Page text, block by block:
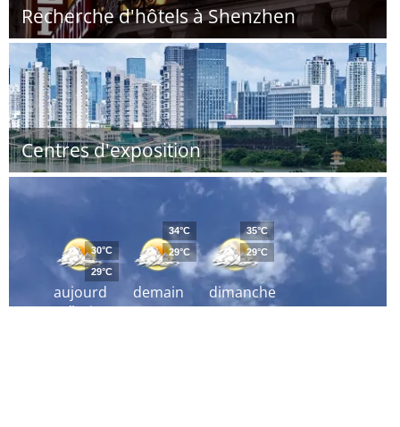
Recherche d'hôtels à Shenzhen
Centres d'exposition
aujourd
´hui
30°C
29°C
demain
34°C
29°C
dimanche
35°C
29°C